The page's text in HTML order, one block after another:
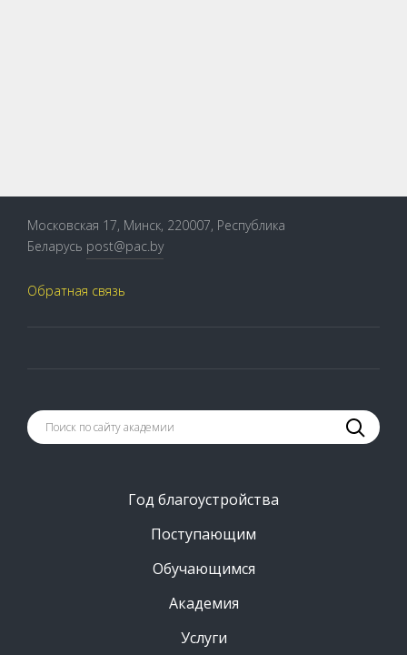
Московская 17, Минск, 220007, Республика
Беларусь post@pac.by
Обратная связь
Год благоустройства
Поступающим
Обучающимся
Академия
Услуги